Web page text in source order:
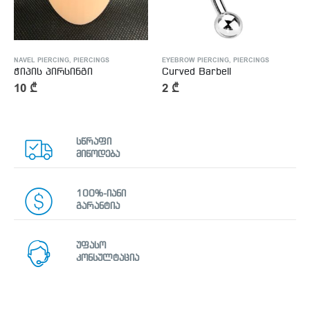
NAVEL PIERCING, PIERCINGS
ჭიპის პირსინგი
10 ₾
EYEBROW PIERCING, PIERCINGS
Curved Barbell
2 ₾
სწრაფი
მიწოდება
100%-იანი
გარანტია
უფასო
კონსულტაცია